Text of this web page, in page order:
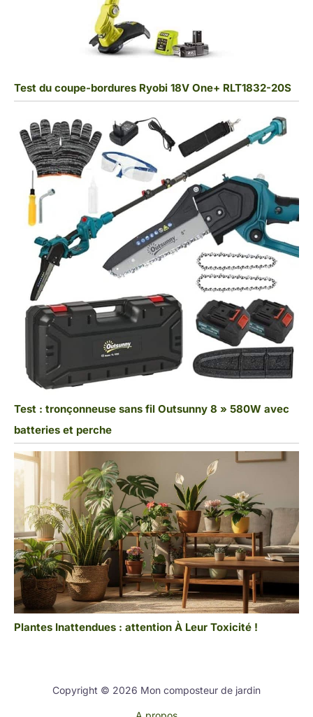
Test du coupe-bordures Ryobi 18V One+ RLT1832-20S
Test : tronçonneuse sans fil Outsunny 8 » 580W avec
batteries et perche
Plantes Inattendues : attention À Leur Toxicité !
Copyright © 2026 Mon composteur de jardin